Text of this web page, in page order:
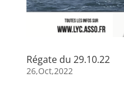
Régate du 29.10.22
26,Oct,2022